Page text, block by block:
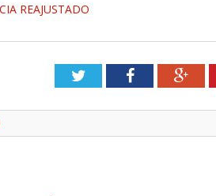
REAJUSTADO
TwitterFacebook